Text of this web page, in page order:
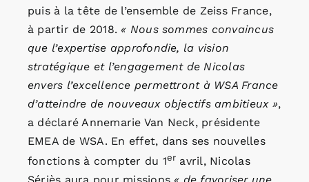
puis à la tête de l’ensemble de Zeiss France,
à partir de 2018. « Nous sommes convaincus
que l’expertise approfondie, la vision
stratégique et l’engagement de Nicolas
envers l’excellence permettront à WSA France
d’atteindre de nouveaux objectifs ambitieux »,
a déclaré Annemarie Van Neck, présidente
EMEA de WSA. En effet, dans ses nouvelles
fonctions à compter du 1er avril, Nicolas